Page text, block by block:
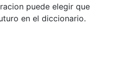
puede elegir que
en el diccionario.